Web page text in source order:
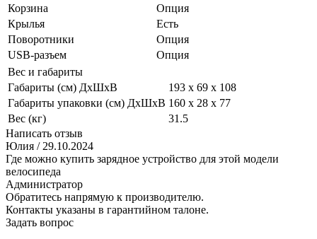
Корзина
Опция
Крылья
Есть
Поворотники
Опция
USB-разъем
Опция
Вес и габариты
Габариты (см) ДxШxВ
193 х 69 х 108
Габариты упаковки (см) ДxШxВ 160 х 28 х 77
Вес (кг)
31.5
Написать отзыв
Юлия / 29.10.2024
Где можно купить зарядное устройство для этой модели
велосипеда
Администратор
Обратитесь напрямую к производителю.
Контакты указаны в гарантийном талоне.
Задать вопрос